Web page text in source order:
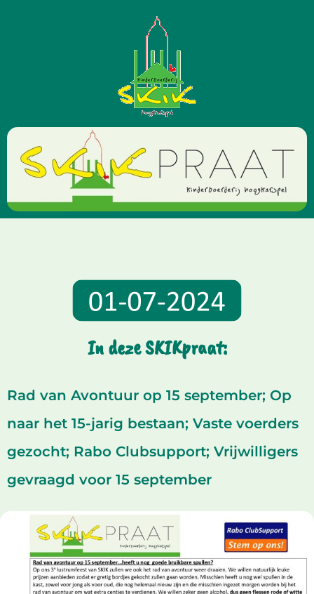
In deze SKIKpraat:
Rad van Avontuur op 15 september; Op
naar het 15-jarig bestaan; Vaste voerders
gezocht; Rabo Clubsupport; Vrijwilligers
gevraagd voor 15 september